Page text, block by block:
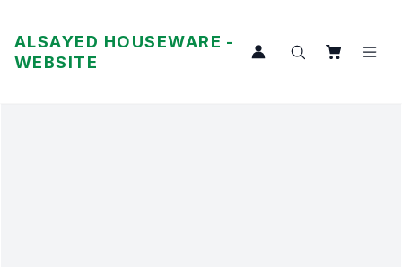
ALSAYED HOUSEWARE -
WEBSITE